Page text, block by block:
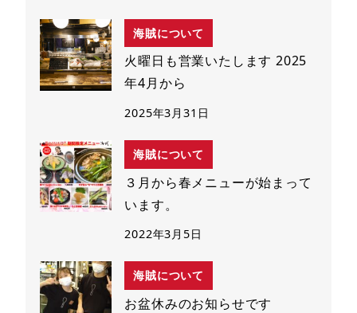
海賊について
火曜日も営業いたします 2025
年4月から
2025年3月31日
海賊について
３月から春メニューが始まって
います。
2022年3月5日
海賊について
お盆休みのお知らせです